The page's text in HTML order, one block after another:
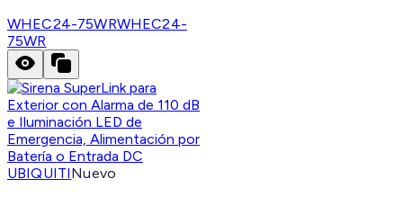
WHEC24-75WRWHEC24-
75WR
UBIQUITINuevo